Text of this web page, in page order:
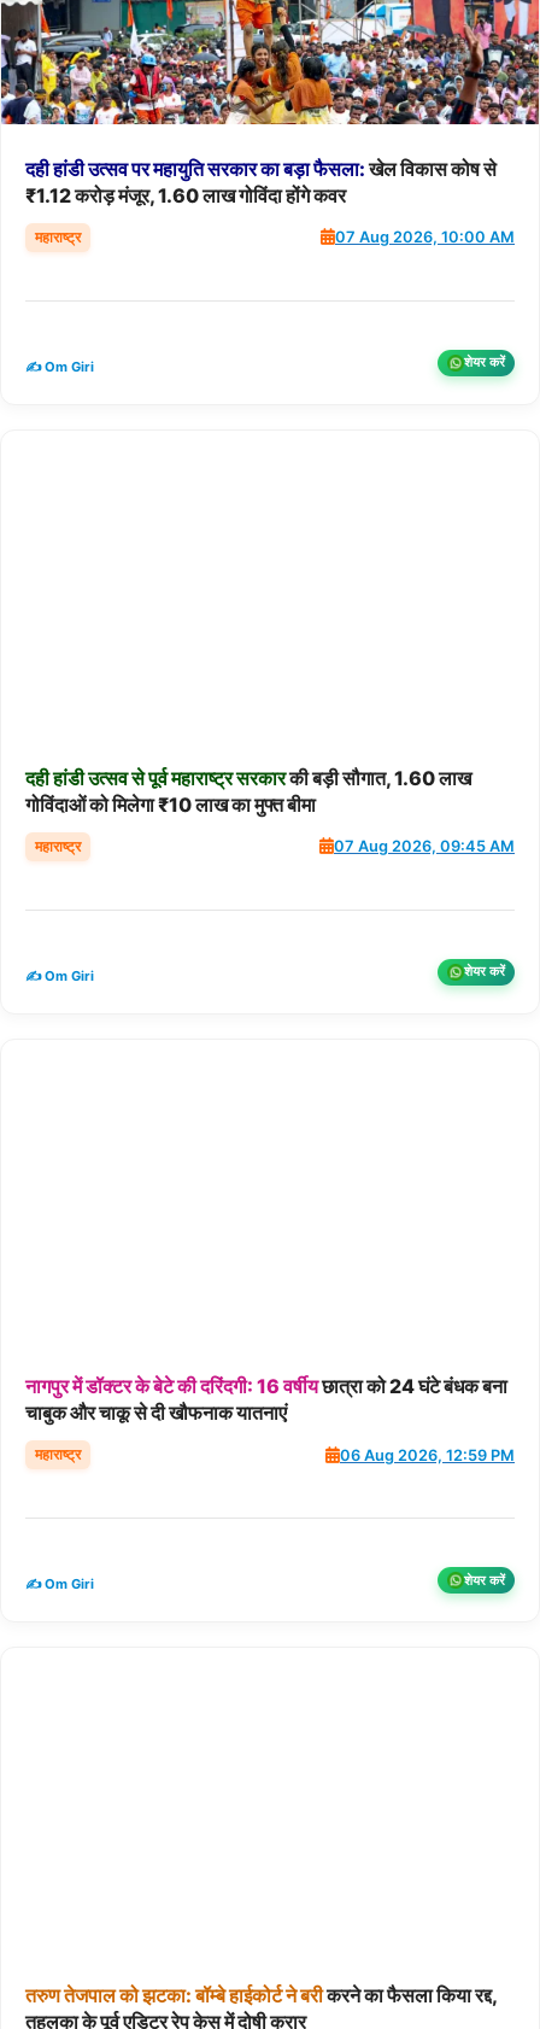
दहीहांडीउत्सवपरमहायुतिसरकारकाबड़ाफैसला:खेल विकास कोष से
₹1.12 करोड़ मंजूर, 1.60 लाख गोविंदा होंगे कवर
महाराष्ट्र 07 Aug 2026, 10:00 AM
✍️ Om Giri शेयर करें
दहीहांडीउत्सवसेपूर्वमहाराष्ट्रसरकारकी बड़ी सौगात, 1.60 लाख
गोविंदाओं को मिलेगा ₹10 लाख का मुफ्त बीमा
महाराष्ट्र 07 Aug 2026, 09:45 AM
✍️ Om Giri शेयर करें
नागपुरमेंडॉक्टरकेबेटेकीदरिंदगी: 16 वर्षीयछात्रा को 24 घंटे बंधक बना
चाबुक और चाकू से दी खौफनाक यातनाएं
महाराष्ट्र 06 Aug 2026, 12:59 PM
✍️ Om Giri शेयर करें
तरुणतेजपालकोझटका: बॉम्बेहाईकोर्टनेबरीकरने का फैसला किया रद्द,
तहलका के पूर्व एडिटर रेप केस में दोषी करार